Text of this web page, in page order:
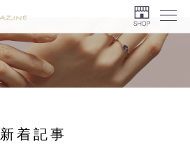
Menu
新着記事